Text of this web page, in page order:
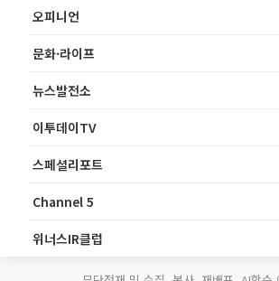
오피니언
문화·라이프
뉴스발전소
이투데이TV
스페셜리포트
Channel 5
위너스IR클럽